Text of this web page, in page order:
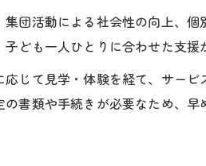
後等デイサービス活用術
ビスを地域で有効に活用する方
きたい放課後等デイサービスの
ビスの現場で役立つサポート体
後等デイサービスの体験談紹介
団活動による社会性の向上、
ども一人ひとりに合わせた支援
じて見学・体験を経て、サー
書類や手続きが必要なため、早